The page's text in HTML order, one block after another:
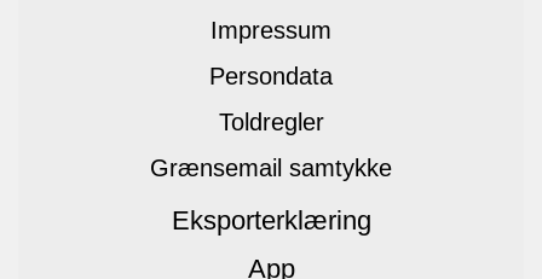
Impressum
Persondata
Toldregler
Grænsemail samtykke
Eksporterklæring
App